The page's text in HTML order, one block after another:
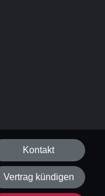
Kontakt
Vertrag kündigen